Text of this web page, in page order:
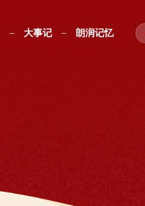
大事记
朗润记忆